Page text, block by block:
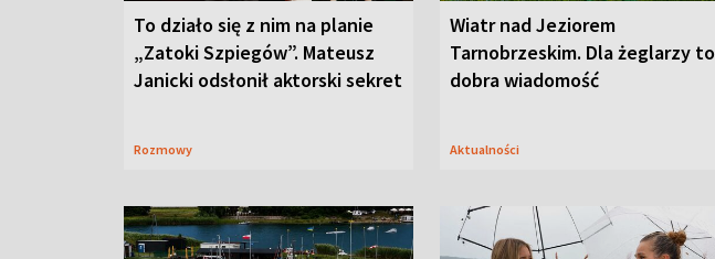
To działo się z nim na planie
„Zatoki Szpiegów”. Mateusz
Janicki odsłonił aktorski sekret
Rozmowy
Wiatr nad Jeziorem
Tarnobrzeskim. Dla żeglarzy to
dobra wiadomość
Aktualności